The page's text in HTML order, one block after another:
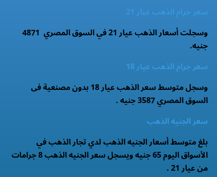
سعر جرام الذهب عيار 21
وسجلت أسعار الذهب عيار 21 في السوق المصري 4871
جنيه.
سعر جرام الذهب عيار 18
وسجل متوسط سعر الذهب عيار 18 بدون مصنعية فى
السوق المصري 3587 جنيه .
سعر الجنيه الذهب
بلغ متوسط أسعار الجنيه الذهب لدي تجار الذهب في
الأسواق اليوم 65 جنيه ويسجل سعر الجنيه الذهب 8 جرامات
من عيار 21 .